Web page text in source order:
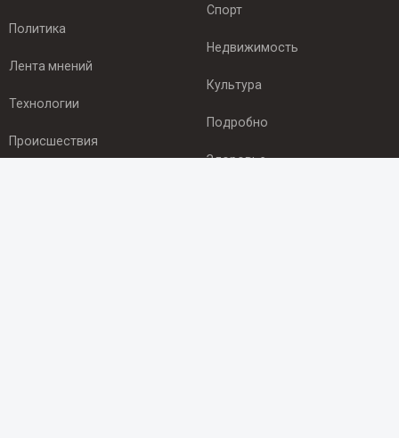
Политика
Лента мнений
Технологии
Происшествия
Спорт
Недвижимость
Культура
Подробно
Здоровье